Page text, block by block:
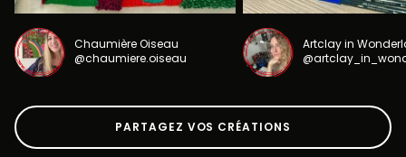
Chaumière Oiseau
@chaumiere.oiseau
Artclay in
PARTAGEZ VOS CRÉATIONS